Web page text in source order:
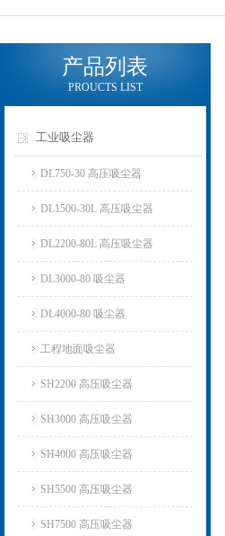
产品列表
PROUCTS LIST
工业吸尘器
DL750-30 高压吸尘器
DL1500-30L 高压吸尘器
DL2200-80L 高压吸尘器
DL3000-80 吸尘器
DL4000-80 吸尘器
工程地面吸尘器
SH2200 高压吸尘器
SH3000 高压吸尘器
SH4000 高压吸尘器
SH5500 高压吸尘器
SH7500 高压吸尘器